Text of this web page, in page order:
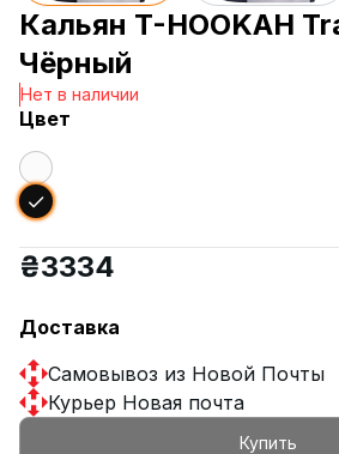
Кальян T-HOOKAH
Чёрный
Нет в наличии
Цвет
₴3334
Доставка
Самовывоз из Новой Почты
Курьер Новая почта
Купить